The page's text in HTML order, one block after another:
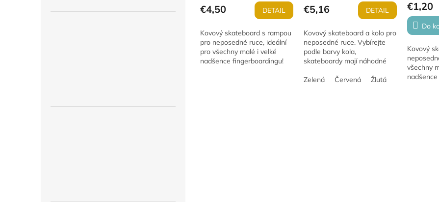
produktu
z
5
hviezdičiek.
€4,50 DETAIL
Kovový skateboard s rampou
pro neposedné ruce, ideální
pro všechny malé i velké
nadšence fingerboardingu!
€5,16 DETAIL
Kovový skateboard a kolo pro
neposedné ruce. Vybírejte
podle barvy kola,
skateboardy mají náhodné
Zelená
Červená Žlutá
€1,20
Do
Kovový
všechny